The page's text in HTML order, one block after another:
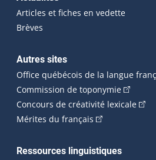
Articles et fiches en vedette
Brèves
Autres sites
Office québécois de la langue
Commission de toponymie(Cet
Concours de créativité lexicale(Cet
Mérites du français (Cet hyperlien
Ressources linguistiques